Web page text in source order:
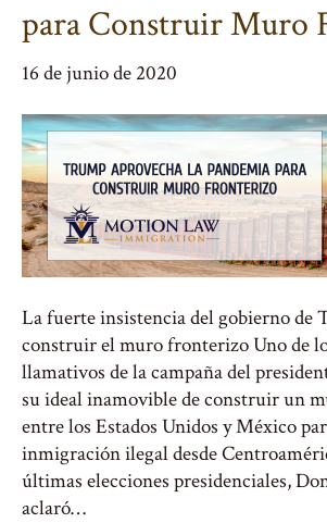
para Construir Muro
16 de junio de 2020
La fuerte insistencia del gobierno de
construir el muro fronterizo Uno de
llamativos de la campaña del
su ideal inamovible de construir un
entre los Estados Unidos y México
inmigración ilegal desde
últimas elecciones presidenciales,
aclaró…